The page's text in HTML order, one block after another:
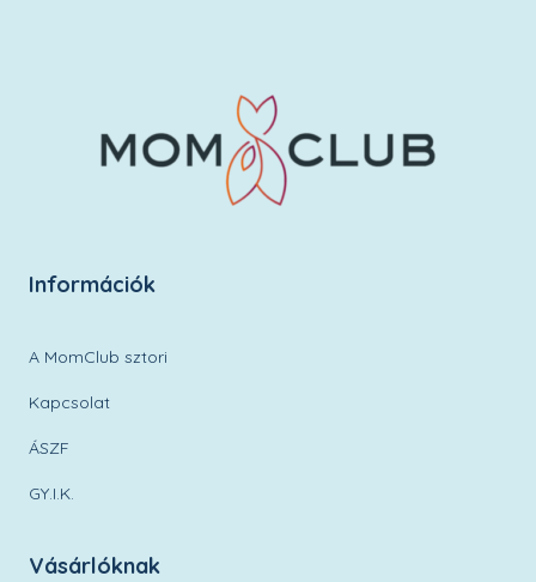
Információk
A MomClub sztori
Kapcsolat
ÁSZF
GY.I.K.
Vásárlóknak